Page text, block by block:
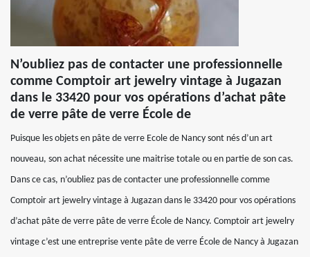
N’oubliez pas de contacter une professionnelle
comme Comptoir art jewelry vintage à Jugazan
dans le 33420 pour vos opérations d’achat pâte
de verre pâte de verre École de
Puisque les objets en pâte de verre Ecole de Nancy sont nés d’un art
nouveau, son achat nécessite une maitrise totale ou en partie de son cas.
Dans ce cas, n’oubliez pas de contacter une professionnelle comme
Comptoir art jewelry vintage à Jugazan dans le 33420 pour vos opérations
d’achat pâte de verre pâte de verre École de Nancy. Comptoir art jewelry
vintage c’est une entreprise vente pâte de verre École de Nancy à Jugazan